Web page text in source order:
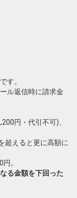
す。
ル返信時に請求金
円・代引不可)、
超えると更に高額に
。
る金額を下回った